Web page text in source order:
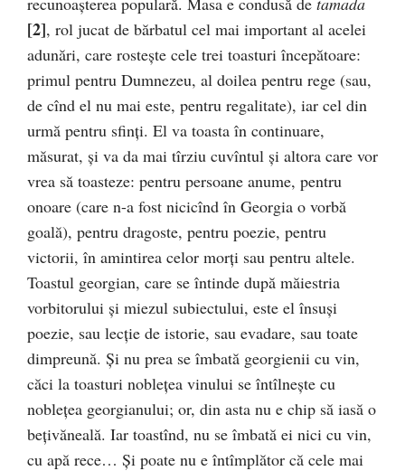
[2], rol jucat de bărbatul cel mai important al acelei
adunări, care rosteşte cele trei toasturi începătoare:
primul pentru Dumnezeu, al doilea pentru rege (sau,
de cînd el nu mai este, pentru regalitate), iar cel din
urmă pentru sfinţi. El va toasta în continuare,
măsurat, şi va da mai tîrziu cuvîntul şi altora care vor
vrea să toasteze: pentru persoane anume, pentru
onoare (care n-a fost nicicînd în Georgia o vorbă
goală), pentru dragoste, pentru poezie, pentru
victorii, în amintirea celor morţi sau pentru altele.
Toastul georgian, care se întinde după măiestria
vorbitorului şi miezul subiectului, este el însuşi
poezie, sau lecţie de istorie, sau evadare, sau toate
dimpreună. Şi nu prea se îmbată georgienii cu vin,
căci la toasturi nobleţea vinului se întîlneşte cu
nobleţea georgianului; or, din asta nu e chip să iasă o
beţivăneală. Iar toastînd, nu se îmbată ei nici cu vin,
cu apă rece… Şi poate nu e întîmplător că cele mai